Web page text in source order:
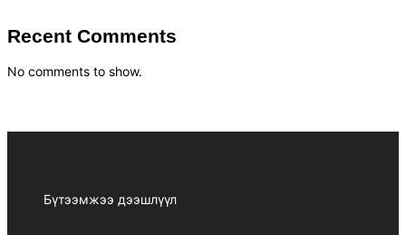
Recent Comments
No comments to show.
Бүтээмжээ дээшлүүл